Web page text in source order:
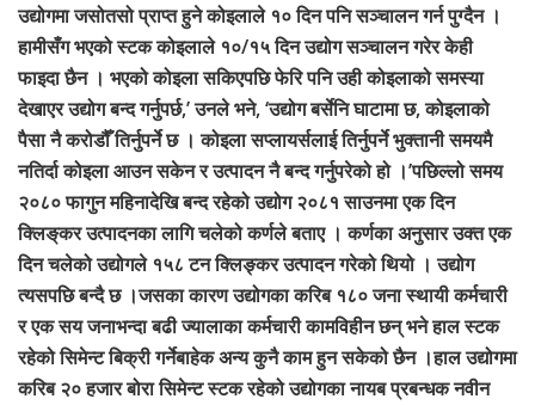
उद्योगमा जसोतसो प्राप्त हुने कोइलाले १० दिन पनि सञ्चालन गर्न पुग्दैन ।
हामीसँग भएको स्टक कोइलाले १०/१५ दिन उद्योग सञ्चालन गरेर केही
फाइदा छैन । भएको कोइला सकिएपछि फेरि पनि उही कोइलाको समस्या
देखाएर उद्योग बन्द गर्नुपर्छ,’ उनले भने, ‘उद्योग बर्सेनि घाटामा छ, कोइलाको
पैसा नै करोडौँ तिर्नुपर्ने छ । कोइला सप्लायर्सलाई तिर्नुपर्ने भुक्तानी समयमै
नतिर्दा कोइला आउन सकेन र उत्पादन नै बन्द गर्नुपरेको हो ।’पछिल्लो समय
२०८० फागुन महिनादेखि बन्द रहेको उद्योग २०८१ साउनमा एक दिन
क्लिङ‍्कर उत्पादनका लागि चलेको कर्णले बताए । कर्णका अनुसार उक्त एक
दिन चलेको उद्योगले १५८ टन क्लिङ्कर उत्पादन गरेको थियो । उद्योग
त्यसपछि बन्दै छ ।जसका कारण उद्योगका करिब १८० जना स्थायी कर्मचारी
र एक सय जनाभन्दा बढी ज्यालाका कर्मचारी कामविहीन छन् भने हाल स्टक
रहेको सिमेन्ट बिक्री गर्नेबाहेक अन्य कुनै काम हुन सकेको छैन ।हाल उद्योगमा
करिब २० हजार बोरा सिमेन्ट स्टक रहेको उद्योगका नायब प्रबन्धक नवीन